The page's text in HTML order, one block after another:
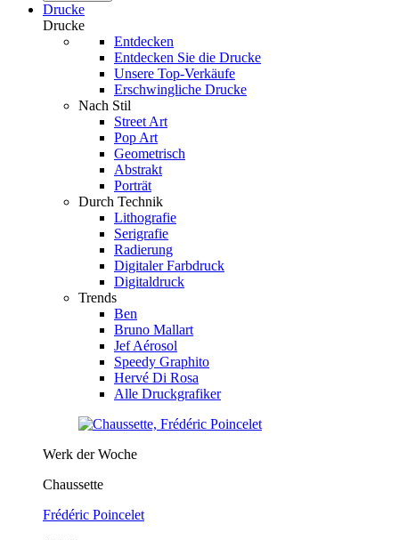
Drucke
Drucke
Entdecken
Entdecken Sie die Drucke
Unsere Top-Verkäufe
Erschwingliche Drucke
Nach Stil
Street Art
Pop Art
Geometrisch
Abstrakt
Porträt
Durch Technik
Lithografie
Serigrafie
Radierung
Digitaler Farbdruck
Digitaldruck
Trends
Ben
Bruno Mallart
Jef Aérosol
Speedy Graphito
Hervé Di Rosa
Alle Druckgrafiker
Werk der Woche
Chaussette
Frédéric Poincelet